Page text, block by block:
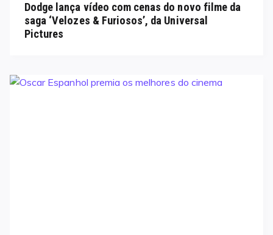
Dodge lança vídeo com cenas do novo filme da
saga ‘Velozes & Furiosos’, da Universal
Pictures